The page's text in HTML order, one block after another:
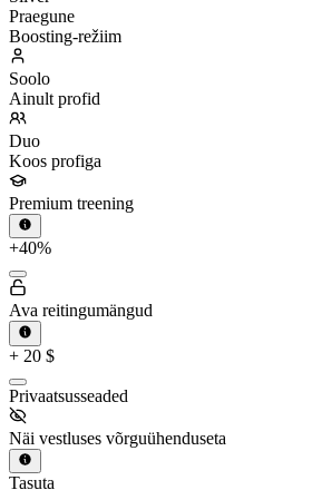
Praegune
Boosting-režiim
Soolo
Ainult profid
Duo
Koos profiga
Premium treening
+40%
Ava reitingumängud
+ 20 $
Privaatsusseaded
Näi vestluses võrguühenduseta
Tasuta